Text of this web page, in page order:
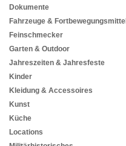
Dokumente
Fahrzeuge & Fortbewegungsmittel
Feinschmecker
Garten & Outdoor
Jahreszeiten & Jahresfeste
Kinder
Kleidung & Accessoires
Kunst
Küche
Locations